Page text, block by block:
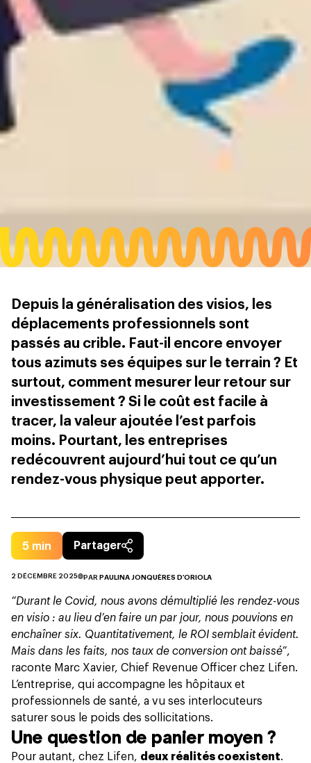
Depuis la généralisation des visios, les
déplacements professionnels sont
passés au crible. Faut-il encore envoyer
tous azimuts ses équipes sur le terrain ? Et
surtout, comment mesurer leur retour sur
investissement ? Si le coût est facile à
tracer, la valeur ajoutée l’est parfois
moins. Pourtant, les entreprises
redécouvrent aujourd’hui tout ce qu’un
rendez-vous physique peut apporter.
5 min Partager
2 DÉCEMBRE 2025 PAR PAULINA JONQUÈRES D'ORIOLA
“Durant le Covid, nous avons démultiplié les rendez-vous
en visio : au lieu d’en faire un par jour, nous pouvions en
enchaîner six. Quantitativement, le ROI semblait évident.
Mais dans les faits, nos taux de conversion ont baissé”,
raconte Marc Xavier, Chief Revenue Officer chez Lifen.
L’entreprise, qui accompagne les hôpitaux et
professionnels de santé, a vu ses interlocuteurs
saturer sous le poids des sollicitations.
Une question de panier moyen ?
Pour autant, chez Lifen, deux réalités coexistent.